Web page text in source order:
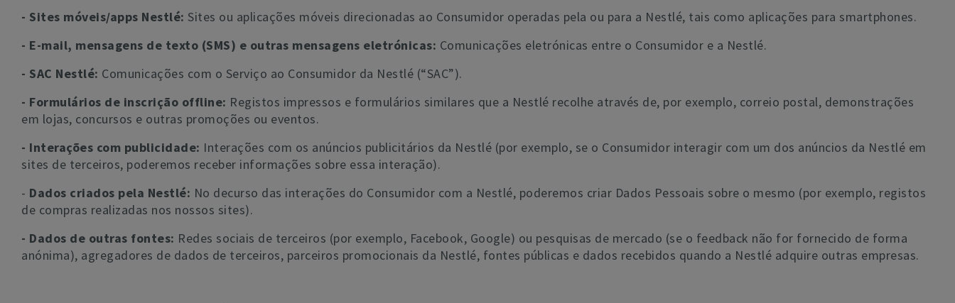
- Sites móveis/apps Nestlé: Sites ou aplicações móveis direcionadas ao Consumidor operadas pela ou para a Nestlé, tais como aplicações para smartphones.
- E-mail, mensagens de texto (SMS) e outras mensagens eletrónicas: Comunicações eletrónicas entre o Consumidor e a Nestlé.
- SAC Nestlé: Comunicações com o Serviço ao Consumidor da Nestlé (“SAC”).
- Formulários de inscrição offline: Registos impressos e formulários similares que a Nestlé recolhe através de, por exemplo, correio postal, demonstrações
em lojas, concursos e outras promoções ou eventos.
- Interações com publicidade: Interações com os anúncios publicitários da Nestlé (por exemplo, se o Consumidor interagir com um dos anúncios da Nestlé em
sites de terceiros, poderemos receber informações sobre essa interação).
- Dados criados pela Nestlé: No decurso das interações do Consumidor com a Nestlé, poderemos criar Dados Pessoais sobre o mesmo (por exemplo, registos
de compras realizadas nos nossos sites).
- Dados de outras fontes: Redes sociais de terceiros (por exemplo, Facebook, Google) ou pesquisas de mercado (se o feedback não for fornecido de forma
anónima), agregadores de dados de terceiros, parceiros promocionais da Nestlé, fontes públicas e dados recebidos quando a Nestlé adquire outras empresas.